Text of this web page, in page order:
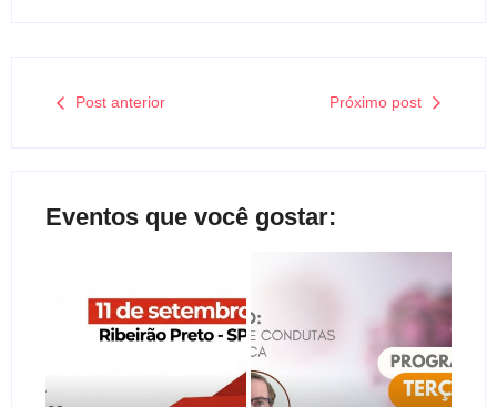
Post anterior Próximo post
Eventos que você gostar: